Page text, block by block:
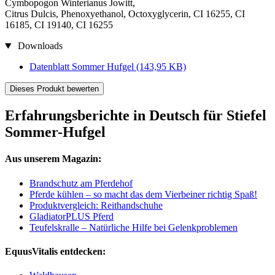
Cymbopogon Winterianus Jowitt,
Citrus Dulcis, Phenoxyethanol, Octoxyglycerin, CI 16255, CI
16185, CI 19140, CI 16255
Downloads
Datenblatt Sommer Hufgel (143,95 KB)
Dieses Produkt bewerten
Erfahrungsberichte in Deutsch für Stiefel
Sommer-Hufgel
Aus unserem Magazin:
Brandschutz am Pferdehof
Pferde kühlen – so macht das dem Vierbeiner richtig Spaß!
Produktvergleich: Reithandschuhe
GladiatorPLUS Pferd
Teufelskralle – Natürliche Hilfe bei Gelenkproblemen
EquusVitalis entdecken: